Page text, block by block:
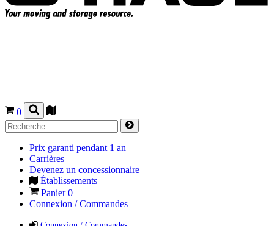
0
Prix garanti pendant 1 an
Carrières
Devenez un concessionnaire
Établissements
Panier0
Connexion / Commandes